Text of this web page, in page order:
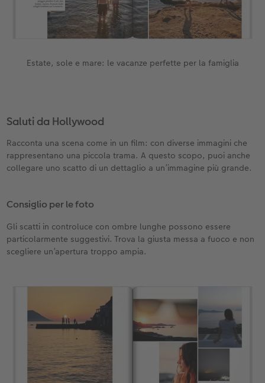
Estate, sole e mare: le vacanze perfette per la famiglia
Saluti da Hollywood
Racconta una scena come in un film: con diverse immagini che
rappresentano una piccola trama. A questo scopo, puoi anche
collegare uno scatto di un dettaglio a un’immagine più grande.
Consiglio per le foto
Gli scatti in controluce con ombre lunghe possono essere
particolarmente suggestivi. Trova la giusta messa a fuoco e non
scegliere un’apertura troppo ampia.